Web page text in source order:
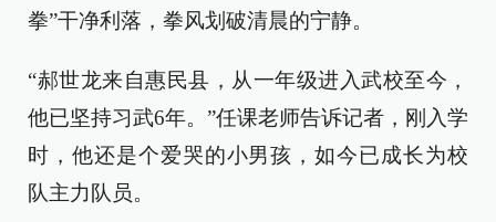
拳”干净利落，拳风划破清晨的宁静。
“郝世龙来自惠民县，从一年级进入武校至今，
他已坚持习武6年。”任课老师告诉记者，刚入学
时，他还是个爱哭的小男孩，如今已成长为校
队主力队员。